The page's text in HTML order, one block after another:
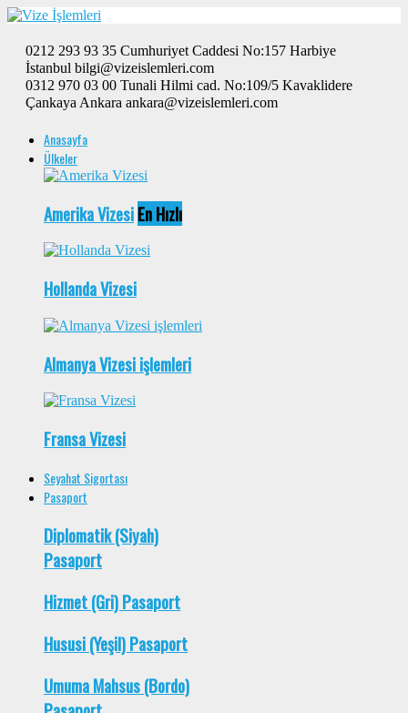
0212 293 93 35 Cumhuriyet Caddesi No:157 Harbiye
İstanbul bilgi@vizeislemleri.com
0312 970 03 00 Tunali Hilmi cad. No:109/5 Kavaklidere
Çankaya Ankara ankara@vizeislemleri.com
Anasayfa
Ülkeler
Amerika VizesiEn Hızlı
Hollanda Vizesi
Almanya Vizesi işlemleri
Fransa Vizesi
Seyahat Sigortası
Pasaport
Diplomatik (Siyah)
Pasaport
Hizmet (Gri) Pasaport
Hususi (Yeşil) Pasaport
Umuma Mahsus (Bordo)